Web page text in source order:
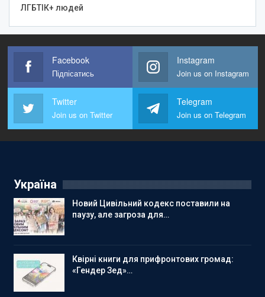
ЛГБТІК+ людей
Facebook
Підпісатись
Instagram
Join us on Instagram
Twitter
Join us on Twitter
Telegram
Join us on Telegram
Україна
Новий Цивільний кодекс поставили на
паузу, але загроза для…
Квірні книги для прифронтових громад:
«Гендер Зед»…